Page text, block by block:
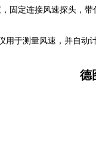
，固定连接风速探头，
用于测量风速，并自动
德